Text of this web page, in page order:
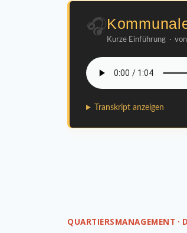
🎧
Kurze Einführung ·
Transkript anzeigen
QUARTIERSMANAGEMENT ·